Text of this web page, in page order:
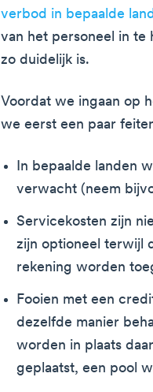
verbod in bepaalde
van het personeel in te
zo duidelijk is.
Voordat we ingaan op
we eerst een paar
In bepaalde landen
verwacht (neem
Servicekosten zijn
zijn optioneel terwijl
rekening worden
Fooien met een
dezelfde manier
worden in plaats
geplaatst, een pool